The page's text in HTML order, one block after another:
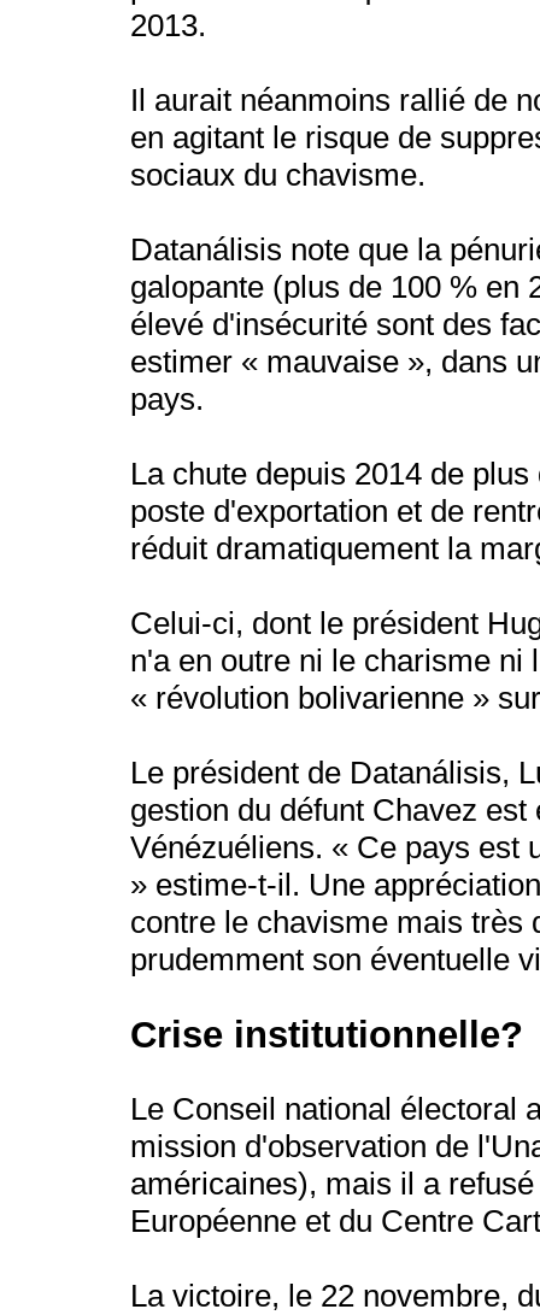
2013.
Il aurait néanmoins rallié de
en agitant le risque de
sociaux du chavisme.
Datanálisis note que la
galopante (plus de 100 % en
élevé d'insécurité sont des
estimer « mauvaise », dans
pays.
La chute depuis 2014 de
poste d'exportation et de
réduit dramatiquement la
Celui-ci, dont le président
n'a en outre ni le charisme ni
« révolution bolivarienne »
Le président de Datanálisis,
gestion du défunt Chavez
Vénézuéliens. « Ce pays est
» estime-t-il. Une
contre le chavisme mais très
prudemment son éventuelle
Crise institutionnelle?
Le Conseil national électoral
mission d'observation de
américaines), mais il a
Européenne et du Centre
La victoire, le 22 novembre,